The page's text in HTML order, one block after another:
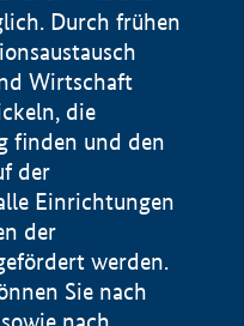
Durch frühen
Wirtschaft
die
finden und den
der
Einrichtungen
der
werden.
Sie nach